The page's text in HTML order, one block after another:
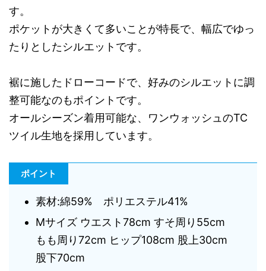
す。
ポケットが大きくて多いことが特長で、幅広でゆっ
たりとしたシルエットです。
裾に施したドローコードで、好みのシルエットに調
整可能なのもポイントです。
オールシーズン着用可能な、ワンウォッシュのTC
ツイル生地を採用しています。
ポイント
素材:綿59% ポリエステル41%
Mサイズ ウエスト78cm すそ周り55cm
もも周り72cm ヒップ108cm 股上30cm
股下70cm